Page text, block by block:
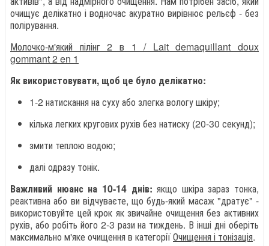
очищує делікатно і водночас акуратно вирівнює рельєф - без
полірування.
Молочко-м'який пілінг 2 в 1 / Lait demaquillant doux
gommant 2 en 1
Як використовувати, щоб це було делікатно:
1-2 натискання на суху або злегка вологу шкіру;
кілька легких кругових рухів без натиску (20-30 секунд);
змити теплою водою;
далі одразу тонік.
Важливий нюанс на 10-14 днів: якщо шкіра зараз тонка,
реактивна або ви відчуваєте, що будь-який масаж "дратує" -
використовуйте цей крок як звичайне очищення без активних
рухів, або робіть його 2-3 рази на тиждень. В інші дні оберіть
максимально м'яке очищення в категоріїОчищення і тонізація.